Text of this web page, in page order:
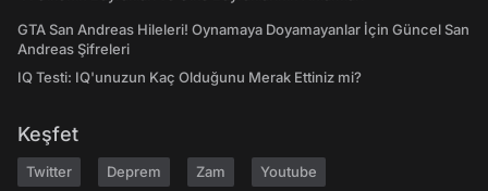
GTA San Andreas Hileleri! Oynamaya Doyamayanlar İçin Güncel San
Andreas Şifreleri
IQ Testi: IQ'unuzun Kaç Olduğunu Merak Ettiniz mi?
Keşfet
Twitter Deprem Zam Youtube